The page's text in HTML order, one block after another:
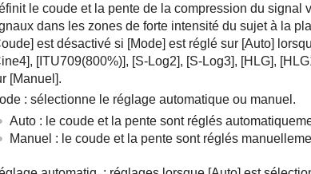
le coude et la pente de la compression du
dans les zones de forte intensité du sujet à la
est désactivé si [Mode] est réglé sur [Auto]
, [ITU709(800%)], [S-Log2], [S-Log3], [HLG],
[Manuel].
: sélectionne le réglage automatique ou manuel.
Auto : le coude et la pente sont réglés
Manuel : le coude et la pente sont réglés